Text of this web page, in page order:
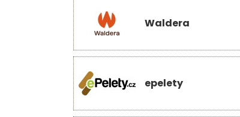
Waldera
epelety